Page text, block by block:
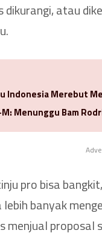
dikurangi, atau
Indonesia Merebut
Menunggu Bam
pro bisa
banyak
menjual proposal